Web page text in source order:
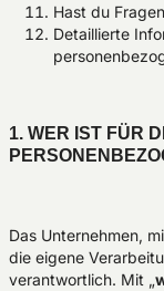
Hast du
Detaillierte
1. WER IST FÜR
Das Unternehmen,
die eigene
verantwortlich. Mit „